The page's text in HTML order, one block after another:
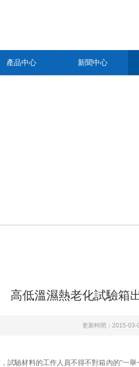
產品中心 新聞中心
高低溫濕熱老化試驗箱
更新時間：2015-03-
驗材料的工作人員不得不對箱內的"一